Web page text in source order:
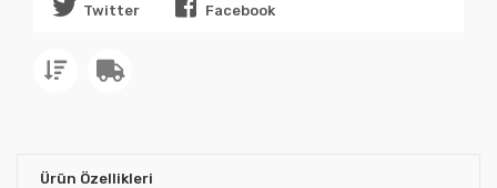
Twitter Facebook
Ürün Özellikleri